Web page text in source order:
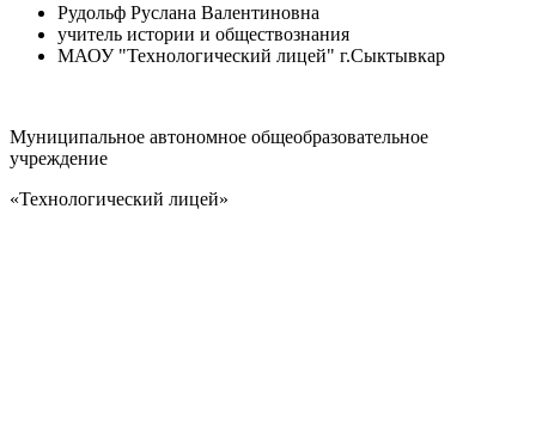
Рудольф Руслана Валентиновна
учитель истории и обществознания
МАОУ "Технологический лицей" г.Сыктывкар
Муниципальное автономное общеобразовательное
учреждение
«Технологический лицей»